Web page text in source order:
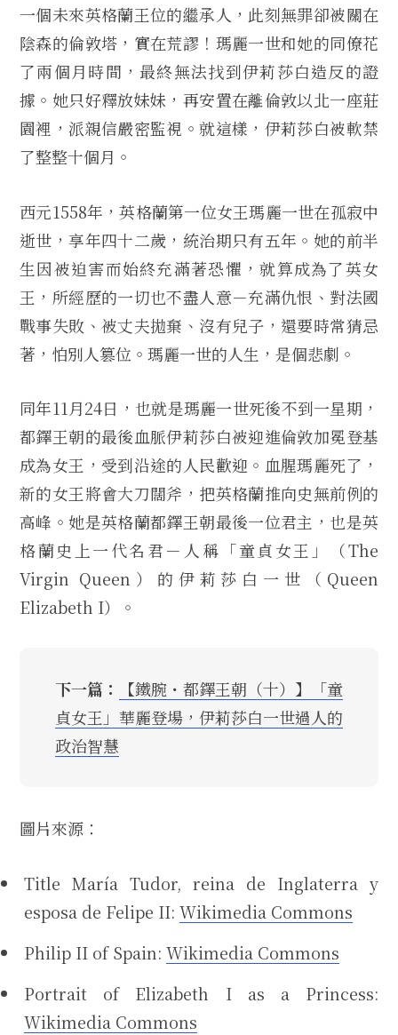
一個未來英格蘭王位的繼承人，此刻無罪卻被關在
陰森的倫敦塔，實在荒謬！瑪麗一世和她的同僚花
了兩個月時間，最終無法找到伊莉莎白造反的證
據。她只好釋放妹妹，再安置在離倫敦以北一座莊
園裡，派親信嚴密監視。就這樣，伊莉莎白被軟禁
了整整十個月。
西元1558年，英格蘭第一位女王瑪麗一世在孤寂中
逝世，享年四十二歲，統治期只有五年。她的前半
生因被迫害而始終充滿著恐懼，就算成為了英女
王，所經歷的一切也不盡人意－充滿仇恨、對法國
戰事失敗、被丈夫拋棄、沒有兒子，還要時常猜忌
著，怕別人篡位。瑪麗一世的人生，是個悲劇。
同年11月24日，也就是瑪麗一世死後不到一星期，
都鐸王朝的最後血脈伊莉莎白被迎進倫敦加冕登基
成為女王，受到沿途的人民歡迎。血腥瑪麗死了，
新的女王將會大刀闊斧，把英格蘭推向史無前例的
高峰。她是英格蘭都鐸王朝最後一位君主，也是英
格蘭史上一代名君－人稱「童貞女王」（The
Virgin Queen）的伊莉莎白一世（Queen
Elizabeth I）。
下一篇：
【鐵腕・都鐸王朝（十）】「童
貞女王」華麗登場，伊莉莎白一世過人的
政治智慧
圖片來源：
Title María Tudor, reina de Inglaterra y
esposa de Felipe II: Wikimedia Commons
Philip II of Spain: Wikimedia Commons
Portrait of Elizabeth I as a Princess:
Wikimedia Commons